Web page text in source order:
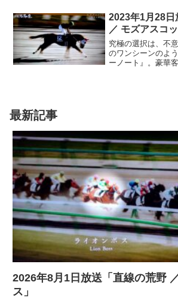
お家芸で金メダル
が、柔道の心まで
日本人の心を揺さ
て、感動へと変わ
2023年1月28日
／ モズアスコッ
究極の選択は、不
のワンシーンのよ
ーノート』。豪華
最新記事
2026年8月1日放送「直線の荒野
ス」